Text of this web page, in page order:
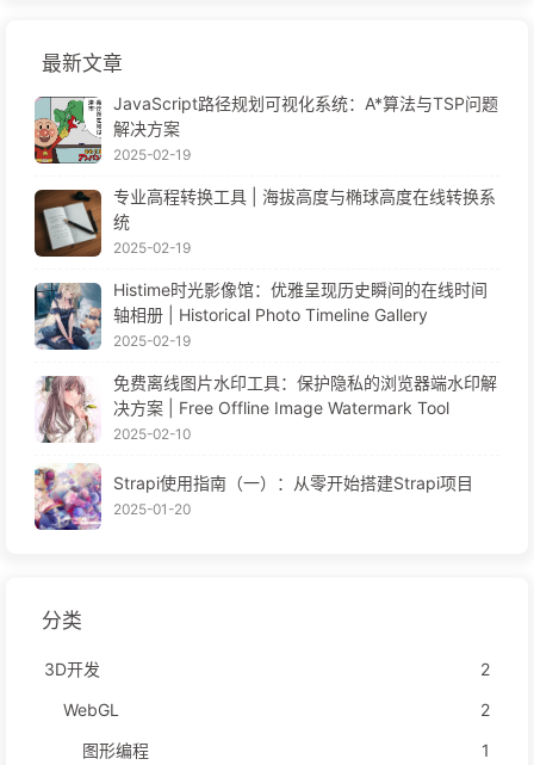
最新文章
JavaScript路径规划可视化系统：A*算法与TSP问题
解决方案
2025-02-19
专业高程转换工具 | 海拔高度与椭球高度在线转换系
统
2025-02-19
Histime时光影像馆：优雅呈现历史瞬间的在线时间
轴相册 | Historical Photo Timeline Gallery
2025-02-19
免费离线图片水印工具：保护隐私的浏览器端水印解
决方案 | Free Offline Image Watermark Tool
2025-02-10
Strapi使用指南（一）：从零开始搭建Strapi项目
2025-01-20
分类
3D开发
2
WebGL
2
图形编程
1